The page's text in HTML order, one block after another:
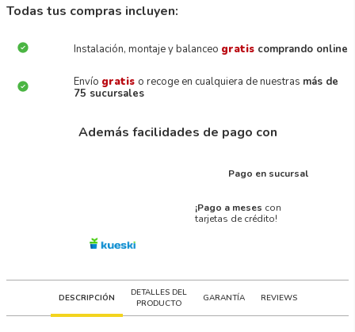
Todas tus compras incluyen:
Instalación, montaje y balanceo gratis comprando online
Envío gratis o recoge en cualquiera de nuestras más de
75 sucursales
Además facilidades de pago con
Pago en sucursal
¡Pago a meses con
tarjetas de crédito!
DESCRIPCIÓN
DETALLES DEL
PRODUCTO
GARANTÍA REVIEWS